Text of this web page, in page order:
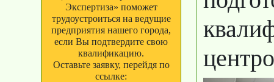
Экспертиза» поможет
трудоустроиться на ведущие
предприятия нашего города,
если Вы подтвердите свою
квалификацию.
Оставьте заявку, перейдя по
ссылке: